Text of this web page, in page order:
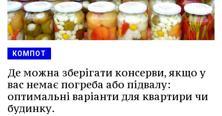
КОМПОТ
Де можна зберігати консерви, якщо у
вас немає погреба або підвалу:
оптимальні варіанти для квартири чи
будинку.